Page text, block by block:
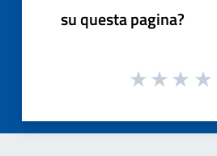
su questa pagina?